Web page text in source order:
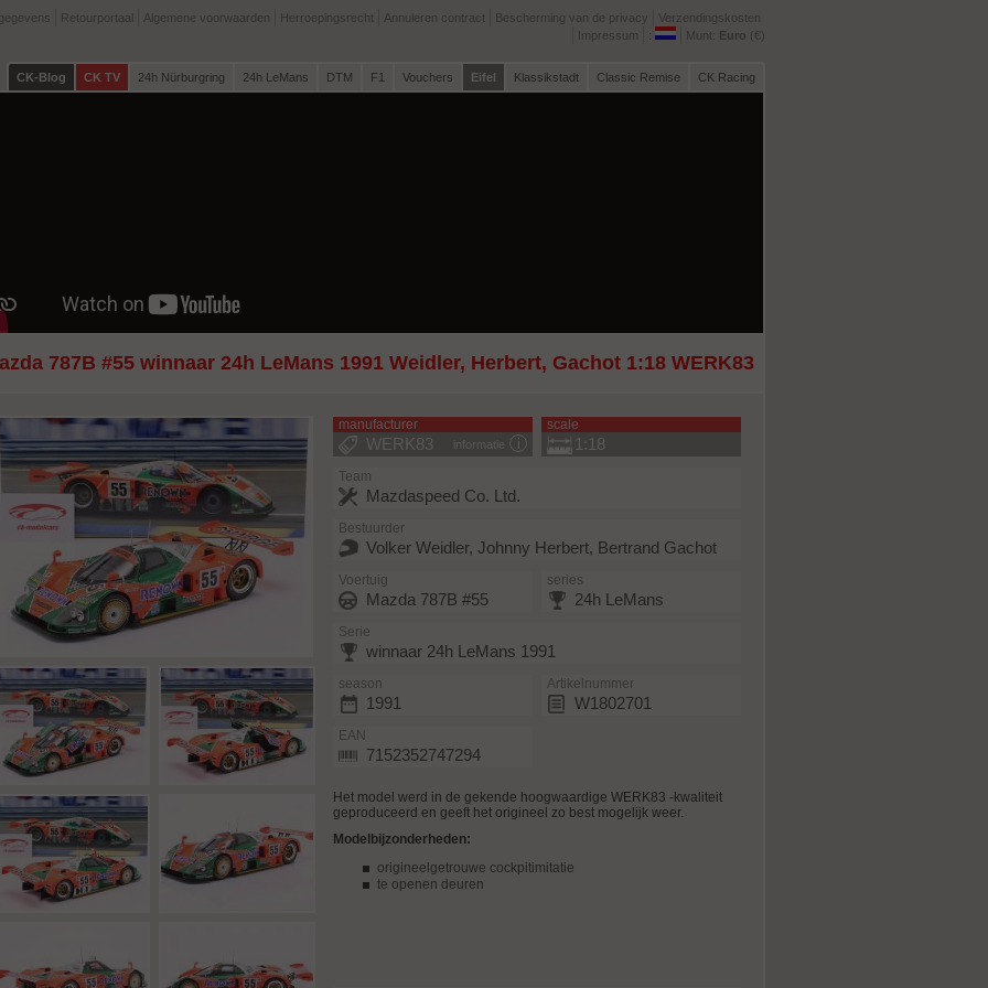
Retourportaal Algemene voorwaarden Herroepingsrecht Annuleren contract Bescherming van de privacy
Verzendingskosten
Impressum
: Munt: Euro (€)
CK-Blog CK TV 24h Nürburgring 24h LeMans DTM F1 Vouchers Eifel Klassikstadt Classic Remise CK Racing
787B #55 winnaar 24h LeMans 1991 Weidler, Herbert, Gachot 1:18 WERK83
manufacturer
informatie
WERK83
scale
1:18
Team
Mazdaspeed Co. Ltd.
Bestuurder
Volker Weidler, Johnny Herbert, Bertrand Gachot
Voertuig
Mazda 787B #55
series
24h LeMans
Serie
winnaar 24h LeMans 1991
season
1991
Artikelnummer
W1802701
EAN
7152352747294
Het model werd in de gekende hoogwaardige WERK83 -kwaliteit
geproduceerd en geeft het origineel zo best mogelijk weer.
Modelbijzonderheden:
origineelgetrouwe cockpitimitatie
te openen deuren